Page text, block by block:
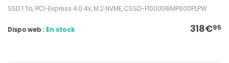
SSD 1 To, PCI-Express 4.0 4x, M.2 NVME, CSSD-F1000GBMP600PLPW
318€95
Dispo web : En stock